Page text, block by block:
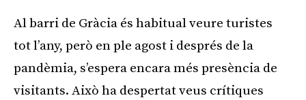
Al barri de Gràcia és habitual veure turistes
tot l’any, però en ple agost i després de la
pandèmia, s’espera encara més presència de
visitants. Això ha despertat veus crítiques